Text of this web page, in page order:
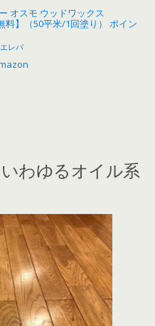
オスモ ウッドワックス
料】（50平米/1回塗り） ポイン
レバ
わゆるオイル系